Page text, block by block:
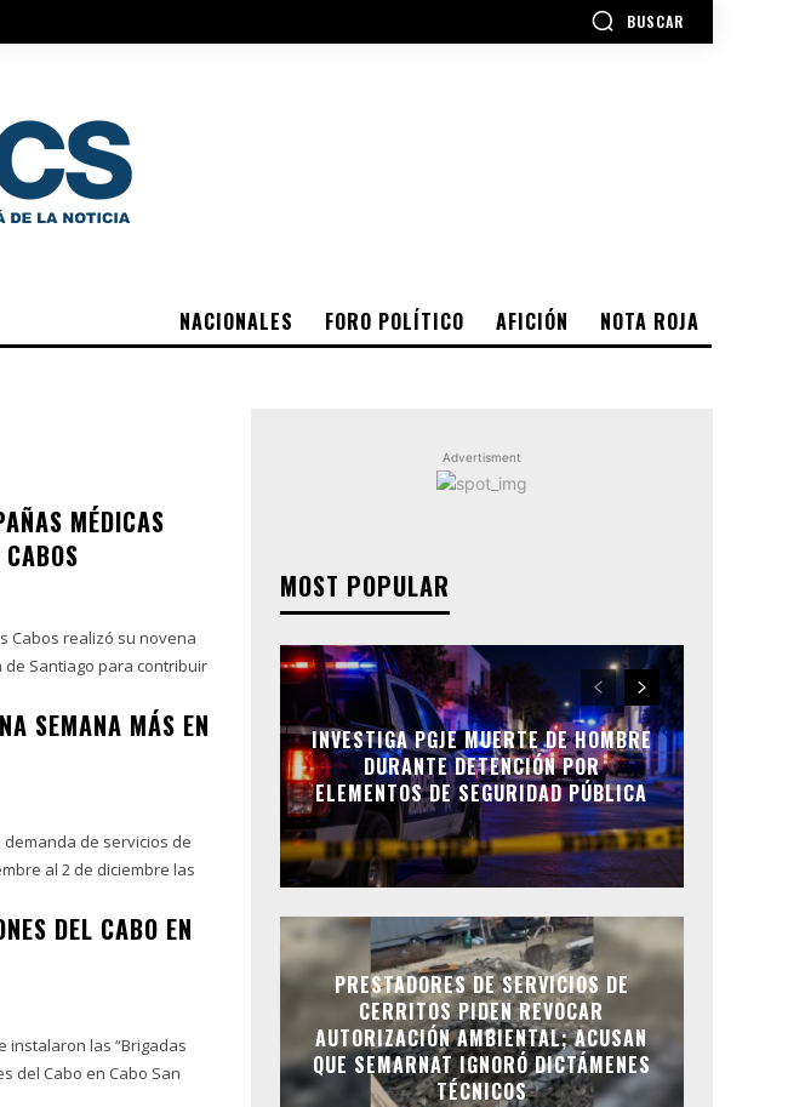
BUSCAR
NACIONALES FORO POLÍTICO AFICIÓN NOTA ROJA
MÉDICAS
Cabos realizó su novena
Santiago para contribuir
SEMANA MÁS EN
demanda de servicios de
al 2 de diciembre las
DEL CABO EN
instalaron las “Brigadas
del Cabo en Cabo San
Advertisment
MOST POPULAR
INVESTIGA PGJE MUERTE DE HOMBRE
DURANTE DETENCIÓN POR
ELEMENTOS DE SEGURIDAD PÚBLICA
PRESTADORES DE SERVICIOS DE
CERRITOS PIDEN REVOCAR
AUTORIZACIÓN AMBIENTAL; ACUSAN
QUE SEMARNAT IGNORÓ DICTÁMENES
TÉCNICOS